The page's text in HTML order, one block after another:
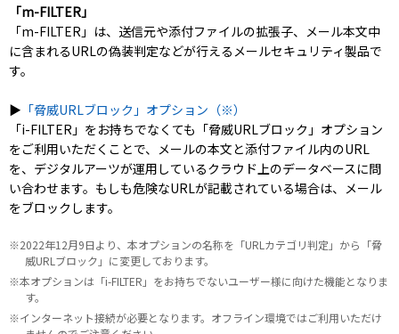
「m-FILTER」
「m-FILTER」は、送信元や添付ファイルの拡張子、メール本文中
に含まれるURLの偽装判定などが行えるメールセキュリティ製品で
す。
▶ 「脅威URLブロック」オプション（※）
「i-FILTER」をお持ちでなくても「脅威URLブロック」オプション
をご利用いただくことで、メールの本文と添付ファイル内のURL
を、デジタルアーツが運用しているクラウド上のデータベースに問
い合わせます。もしも危険なURLが記載されている場合は、メール
をブロックします。
※2022年12月9日より、本オプションの名称を「URLカテゴリ判定」から「脅
威URLブロック」に変更しております。
※本オプションは「i-FILTER」をお持ちでないユーザー様に向けた機能となりま
す。
※インターネット接続が必要となります。オフライン環境ではご利用いただけ